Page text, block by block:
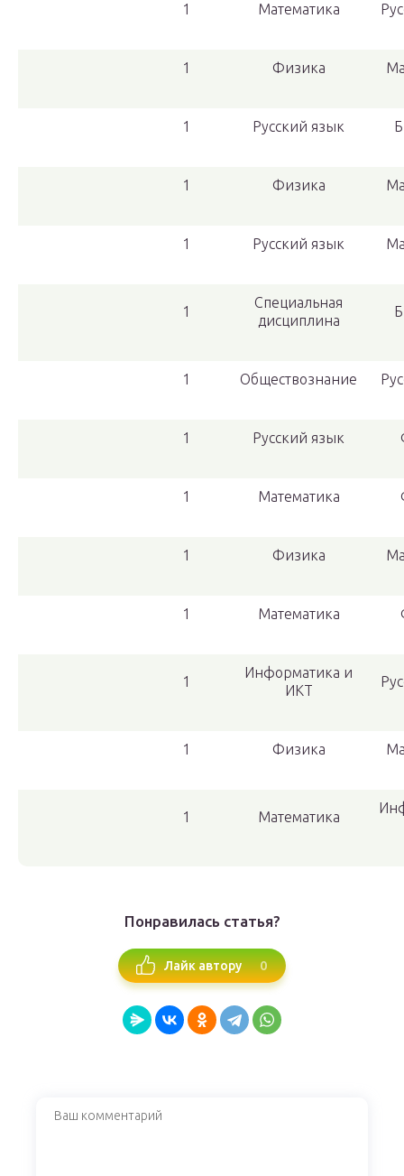
1 Математика
1 Физика
1 Русский язык
1 Физика
1 Русский язык
1
Специальная
дисциплина
1 Обществознание
1 Русский язык
1 Математика
1 Физика
1 Математика
1
Информатика и
ИКТ
1 Физика
1 Математика
Понравилась статья?
Лайк автору 0